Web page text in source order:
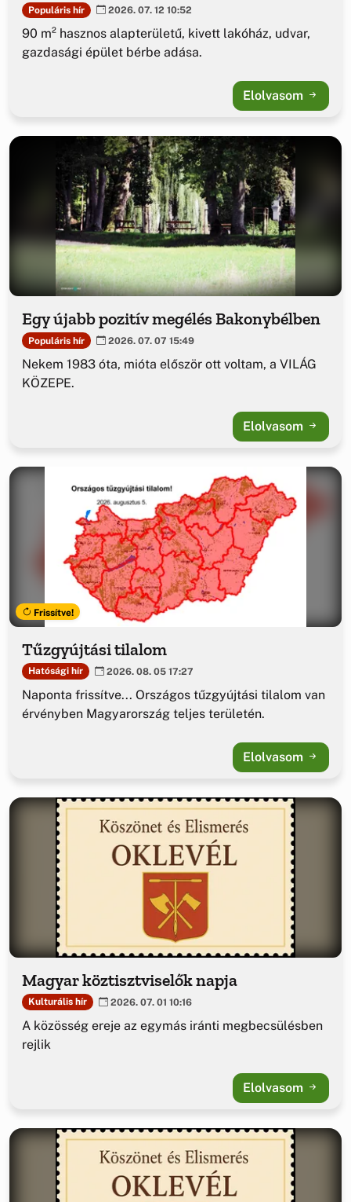
Populáris hír 2026. 07. 12 10:52
90 m² hasznos alapterületű, kivett lakóház, udvar,
gazdasági épület bérbe adása.
Elolvasom
Egy újabb pozitív megélés Bakonybélben
Populáris hír 2026. 07. 07 15:49
Nekem 1983 óta, mióta először ott voltam, a VILÁG
KÖZEPE.
Elolvasom
Frissítve!
Tűzgyújtási tilalom
Hatósági hír 2026. 08. 05 17:27
Naponta frissítve... Országos tűzgyújtási tilalom van
érvényben Magyarország teljes területén.
Elolvasom
Magyar köztisztviselők napja
Kulturális hír 2026. 07. 01 10:16
A közösség ereje az egymás iránti megbecsülésben
rejlik
Elolvasom